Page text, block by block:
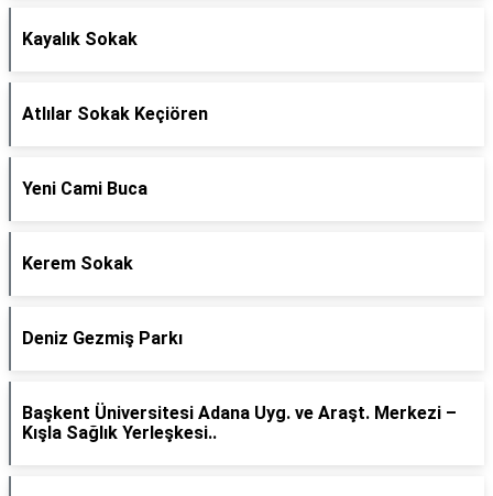
Kayalık Sokak
Atlılar Sokak Keçiören
Yeni Cami Buca
Kerem Sokak
Deniz Gezmiş Parkı
Başkent Üniversitesi Adana Uyg. ve Araşt. Merkezi –
Kışla Sağlık Yerleşkesi..